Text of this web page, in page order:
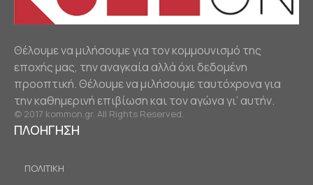
Θέλουμε να μιλήσουμε για τον κομμουνισμό της
εποχής μας, την αναγκαία αλλά όχι δεδομένη
προοπτική. Θέλουμε να μιλήσουμε ταυτόχρονα για
την καθημερινή επιβίωση και τον αγώνα γι’ αυτήν.
© 2017 kommon.gr. All Rights Reserved.
ΠΛΟΗΓΗΣΗ
ΠΟΛΙΤΙΚΗ